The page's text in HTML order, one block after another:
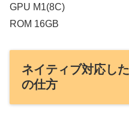
GPU M1(8C)
ROM 16GB
ネイティブ対応し
の仕方